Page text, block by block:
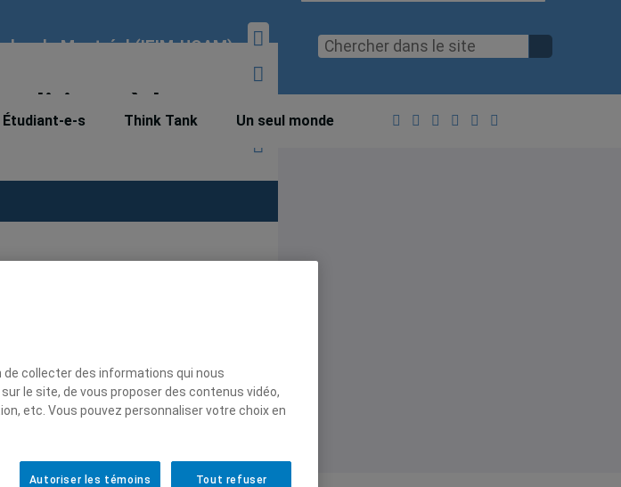
de Montréal (IEIM-UQAM)
Étudiant-e-s Think Tank Un seul monde
à la
collecter des informations qui nous
le site, de vous proposer des contenus vidéo,
etc. Vous pouvez personnaliser votre choix en
Tout refuser
Autoriser les témoins